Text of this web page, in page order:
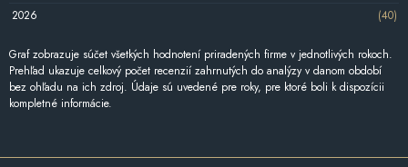
2026
(40)
Graf zobrazuje súčet všetkých hodnotení priradených firme v jednotlivých rokoch.
Prehľad ukazuje celkový počet recenzií zahrnutých do analýzy v danom období
bez ohľadu na ich zdroj. Údaje sú uvedené pre roky, pre ktoré boli k dispozícii
kompletné informácie.